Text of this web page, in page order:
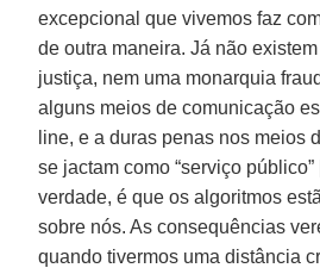
excepcional que vivemos faz
de outra maneira. Já não
justiça, nem uma monarquia
alguns meios de comunicação
line, e a duras penas nos meios
se jactam como “serviço público”
verdade, é que os algoritmos
sobre nós. As consequências
quando tivermos uma distância